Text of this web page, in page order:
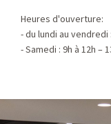
Heures d'ouverture:
- du lundi au vendredi
- Samedi : 9h à 12h –